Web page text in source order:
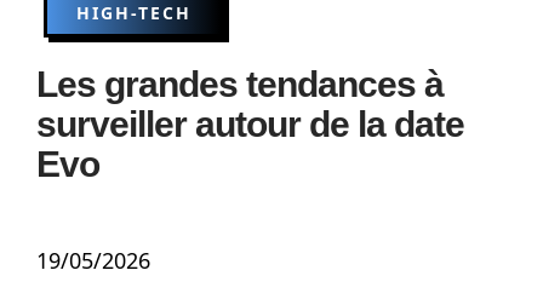
HIGH-TECH
Les grandes tendances à
surveiller autour de la date
Evo
19/05/2026